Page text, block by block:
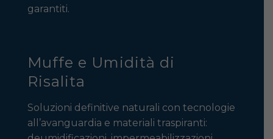
garantiti.
Muffe e Umidità di
Risalita
Soluzioni definitive naturali con tecnologie
all’avanguardia e materiali traspiranti: